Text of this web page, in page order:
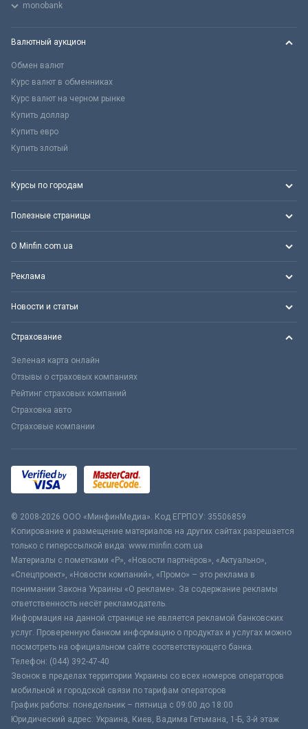
monobank
Валютный аукцион
Обмен валют
Курс валют в обменниках
Курс валют на черном рынке
Купить доллар
Купить евро
Купить злотый
Курсы по городам
Полезные страницы
О Minfin.com.ua
Реклама
Новости и статьи
Страхование
Зеленая карта онлайн
Отзывы о страховых компаниях
Рейтинг страховых компаний
Страховка авто
Страховые компании
© 2008-2026 ООО «МинфинМедиа». Код ЕГРПОУ: 35506859
Копирование и размещение материалов на других сайтах разрешается
только с гиперссылкой вида: www.minfin.com.ua
Материалы с пометками «Р», «Новости партнёров», «Актуально»,
«Спецпроект», «Новости компаний», «Промо» – это реклама в
понимании Закона Украины «О рекламе». За содержание рекламы
ответственность несёт рекламодатель.
Информация на данной странице не является рекламой банковских
услуг. Проверенную банком информацию о продуктах и услугах можно
посмотреть на официальном сайте соответствующего банка.
Телефон: (044) 392-47-40
Звонок в пределах территории Украины со всех номеров операторов
мобильной и городской связи по тарифам операторов
График работы: понедельник – пятница с 09:00 до 18:00
Юридический адрес: Украина, Киев, Вадима Гетьмана, 1-Б, 3-й этаж